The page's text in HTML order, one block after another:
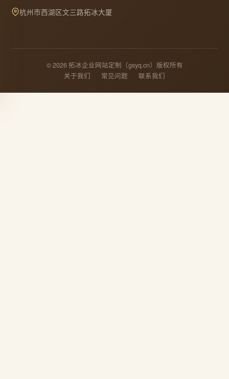
杭州市西湖区文三路拓冰大厦
© 2026 拓冰企业网站定制（gsyq.cn）版权所有
关于我们
常见问题 联系我们